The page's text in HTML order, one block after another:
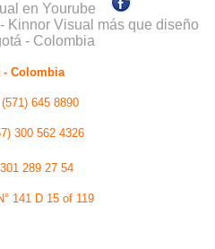
- Colombia
(571) 645 8890
300 562 4326
289 27 54
141 D 15 of 119